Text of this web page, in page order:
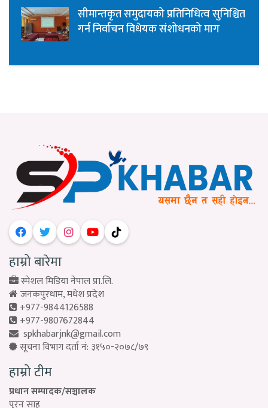
सीमान्तकृत समुदायको प्रतिनिधित्व सुनिश्चित
गर्न निर्वाचन विधेयक संशोधनको माग
हाम्रो बारेमा
स्पेशल मिडिया नेपाल प्रा.लि.
जनकपुरधाम, मधेश प्रदेश
+977-9844126588
+977-9807672844
spkhabarjnk@gmail.com
सूचना विभाग दर्ता नं: ३१५०-२०७८/७९
हाम्रो टीम
प्रधान सम्पादक/सञ्चालक
पुरन साह